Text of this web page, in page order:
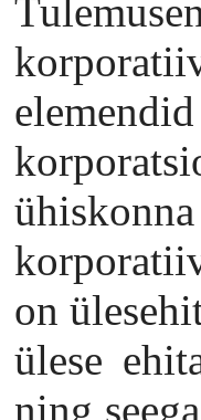
on
ülese
ning